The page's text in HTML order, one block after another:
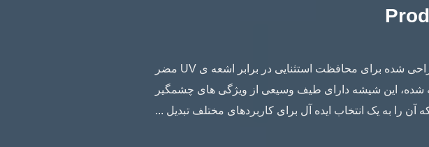
توضیحات محصول:با معرفی شیشه ی UV مقاوم برتر ما، یک محصول برتر طراحی شده برای محافظت استثنایی در برابر اشعه ی UV مضر
شده، این شیشه دارای طیف وسیعی از ویژگی های چشمگیر
آن را به یک انتخاب ایده آل برای کاربردهای مختلف تبدیل ...